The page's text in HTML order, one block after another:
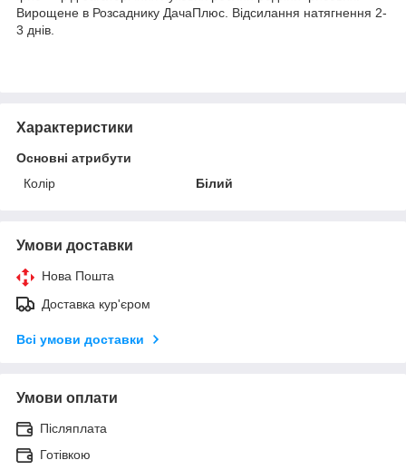
Вирощене в Розсаднику ДачаПлюс. Відсилання натягнення 2-
3 днів.
Характеристики
Основні атрибути
Колір
Білий
Умови доставки
Нова Пошта
Доставка кур'єром
Всі умови доставки
Умови оплати
Післяплата
Готівкою